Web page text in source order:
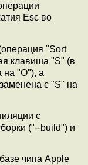
Esc во
"Sort
клавиша "S" (в
"O"), а
c "S" на
с
("--build") и
чипа Apple